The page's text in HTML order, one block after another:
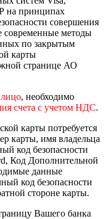
на принципах
совершения
современные методы
по закрытым
карты
странице АО
, необходимо
счета с учетом НДС.
карты потребуется
карты, имя владельца
код безопасности
Код Дополнительной
данные
код безопасности
стороне карты.
Вашего банка